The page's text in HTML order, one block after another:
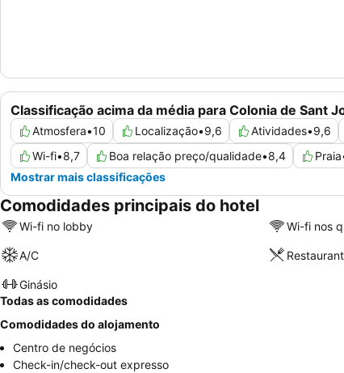
Classificação acima da média para Colonia de Sant
Atmosfera•10 Localização•9,6 Atividades•9,6
Wi-fi•8,7 Boa relação preço/qualidade•8,4 Praia
Mostrar mais classificações
Comodidades principais do hotel
Wi-fi no lobby Wi-fi nos
A/C
Ginásio
Todas as comodidades
Comodidades do alojamento
Centro de negócios
Check-in/check-out expresso